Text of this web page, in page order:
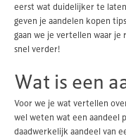
eerst wat duidelijker te
geven je aandelen kopen
gaan we je vertellen waar
snel verder!
Wat is een
Voor we je wat vertellen
wel weten wat een aandeel
daadwerkelijk aandeel van